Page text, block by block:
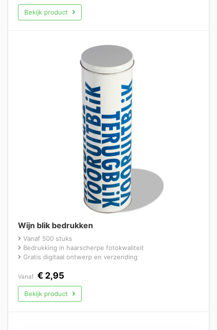
Bekijk product
Wijn blik bedrukken
Vanaf 500 stuks
Bedrukking in haarscherpe fotokwaliteit
Gratis digitaal ontwerp en verzending
Vanaf € 2,95
Bekijk product